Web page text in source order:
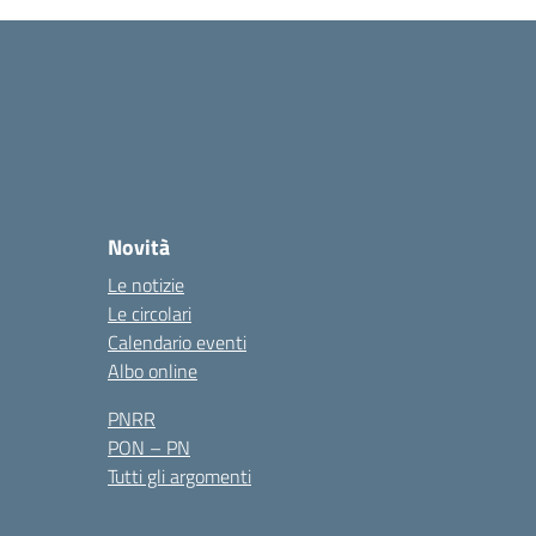
Novità
Le notizie
Le circolari
Calendario eventi
Albo online
PNRR
PON – PN
Tutti gli argomenti